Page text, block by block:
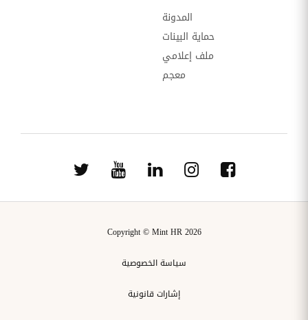
المدونة
حماية البينات
ملف إعلامي
معجم
Copyright © Mint HR 2026
سياسة الخصوصية
إشارات قانونية